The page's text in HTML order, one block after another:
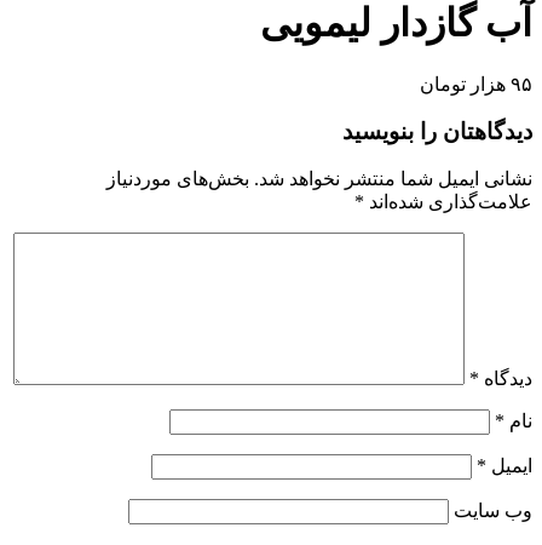
آب گازدار لیمویی
۹۵ هزار تومان
دیدگاهتان را بنویسید
نشانی ایمیل شما منتشر نخواهد شد. بخش‌های موردنیاز
علامت‌گذاری شده‌اند *
دیدگاه *
نام *
ایمیل *
وب‌ سایت